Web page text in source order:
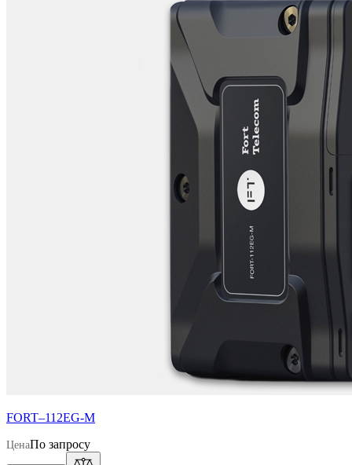
FORT–112EG-М
ЦенаПо запросу